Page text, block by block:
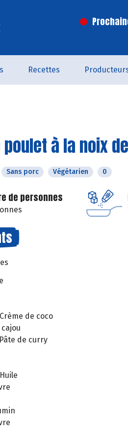
Recettes
poulet à la noix
Sans porc Végétarien 0
de personnes
de coco
de curry